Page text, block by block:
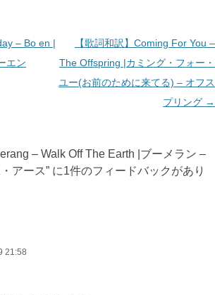
– Bo en |
エン
【歌詞和訳】Coming For You –
The Offspring |カミング・フォー・
ユー(お前のために来てる) – オフス
プリング →
– Walk Off The Earth |ブーメラン –
アース” に1件のフィードバックがあり
21:58